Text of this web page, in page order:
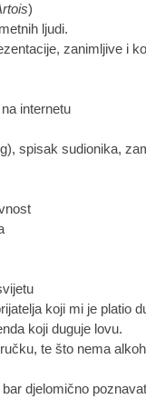
)
ljudi.
zanimljive i
internetu
spisak sudionika,
koji mi je platio
koji duguje lovu.
te što nema
djelomično